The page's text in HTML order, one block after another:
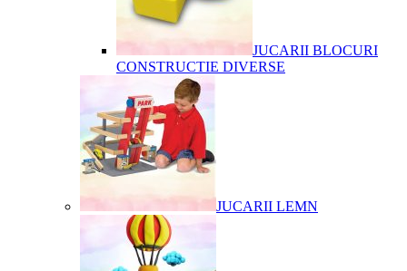
JUCARII BLOCURI
CONSTRUCTIE DIVERSE
JUCARII LEMN